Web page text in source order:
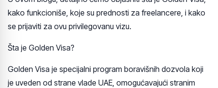
kako funkcioniše, koje su prednosti za freelancere, i kako
se prijaviti za ovu privilegovanu vizu.
Šta je Golden Visa?
Golden Visa je specijalni program boravišnih dozvola koji
je uveden od strane vlade UAE, omogućavajući stranim